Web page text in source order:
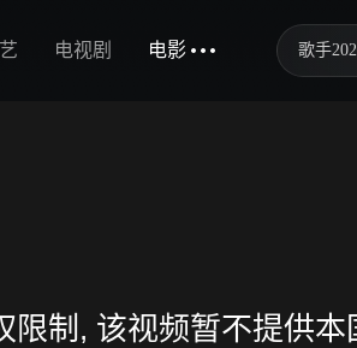
电视剧 电影 歌手
忙忙碌
限制, 该视频暂不提供